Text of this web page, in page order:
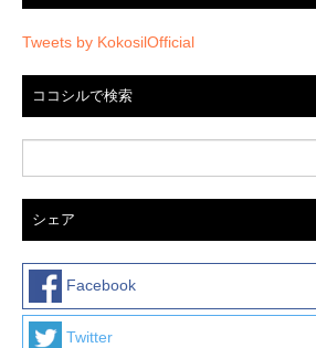
Tweets by KokosilOfficial
ココシルで検索
シェア
Facebook
Twitter